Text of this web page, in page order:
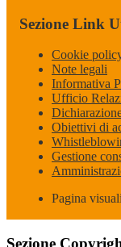
Sezione Link
Cookie
Note legali
Informativa
Ufficio
Obiettivi di
Gestione
Pagina
Sezione